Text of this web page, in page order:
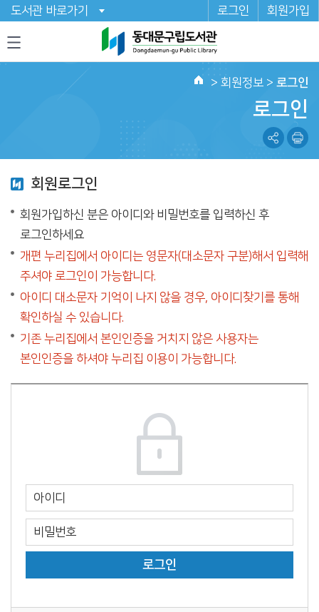
도서관 바로가기 로그인 회원가입
> 회원정보 > 로그인
로그인
회원로그인
회원가입하신 분은 아이디와 비밀번호를 입력하신 후
로그인하세요
개편 누리집에서 아이디는 영문자(대소문자 구분)해서 입력해
주셔야 로그인이 가능합니다.
아이디 대소문자 기억이 나지 않을 경우, 아이디찾기를 통해
확인하실 수 있습니다.
기존 누리집에서 본인인증을 거치지 않은 사용자는
본인인증을 하셔야 누리집 이용이 가능합니다.